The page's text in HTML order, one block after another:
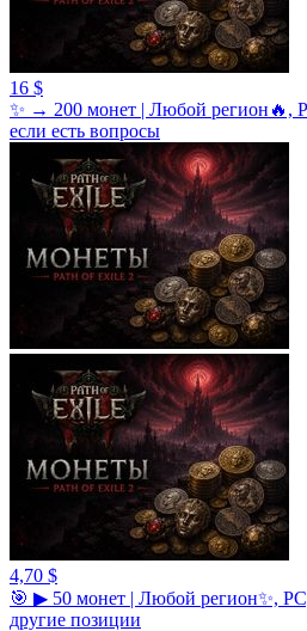
16 $
✨ → 200 монет | Любой регион🔥,
если есть вопросы
4,70 $
🎯 ▶ 50 монет | Любой регион✨,
другие позиции